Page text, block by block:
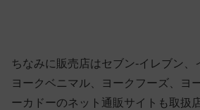
ちなみに販売店はセブン-イレブン、
ヨークベニマル、ヨークフーズ、ヨ
ーカドーのネット通販サイトも取扱